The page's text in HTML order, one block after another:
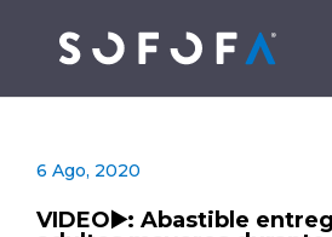
6 Ago, 2020
VIDEO▶️: Abastible